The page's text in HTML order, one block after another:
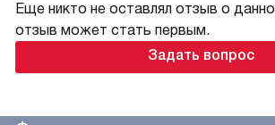
Еще никто не оставлял отзыв о
отзыв может стать первым.
Задать вопрос